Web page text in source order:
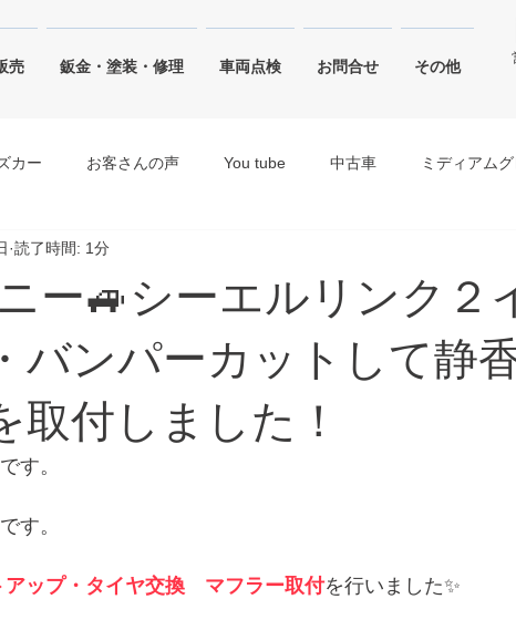
売 鈑金・塗装・修理 車両点検 お問合せ その他
カー お客さんの声 You tube 中古車 ミディアム
ャングルグリーン
キネティックイエロー シルキーシルバーメタリック ブリスク
ー🚙シーエルリンク２
バンパーカットして静
取付しました！
読了時間: 1分
す。
す。
アップ・タイヤ交換　マフラー取付を行いました✨